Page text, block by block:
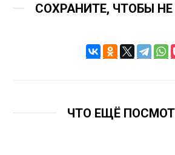
СОХРАНИТЕ, ЧТОБЫ НЕ
ЧТО ЕЩЁ